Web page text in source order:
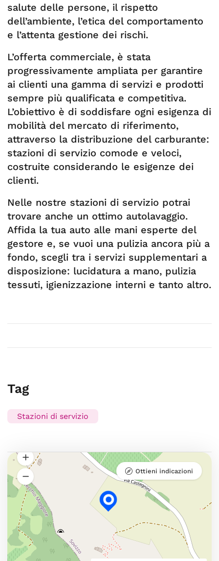
salute delle persone, il rispetto
dell’ambiente, l’etica del comportamento
e l’attenta gestione dei rischi.
L’offerta commerciale, è stata
progressivamente ampliata per garantire
ai clienti una gamma di servizi e prodotti
sempre più qualificata e competitiva.
L’obiettivo è di soddisfare ogni esigenza di
mobilità del mercato di riferimento,
attraverso la distribuzione del carburante:
stazioni di servizio comode e veloci,
costruite considerando le esigenze dei
clienti.
Nelle nostre stazioni di servizio potrai
trovare anche un ottimo autolavaggio.
Affida la tua auto alle mani esperte del
gestore e, se vuoi una pulizia ancora più a
fondo, scegli tra i servizi supplementari a
disposizione: lucidatura a mano, pulizia
tessuti, igienizzazione interni e tanto altro.
Tag
Stazioni di servizio
Ottieni indicazioni